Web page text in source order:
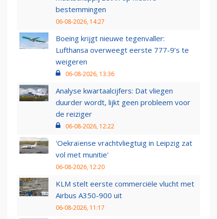
bestemmingen
06-08-2026, 14:27
Boeing krijgt nieuwe tegenvaller:
Lufthansa overweegt eerste 777-9’s te
weigeren
06-08-2026, 13:36
Analyse kwartaalcijfers: Dat vliegen
duurder wordt, lijkt geen probleem voor
de reiziger
06-08-2026, 12:22
'Oekraïense vrachtvliegtuig in Leipzig zat
vol met munitie'
06-08-2026, 12:20
KLM stelt eerste commerciële vlucht met
Airbus A350-900 uit
06-08-2026, 11:17